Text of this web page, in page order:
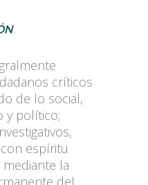
críticos
de lo social,
y político;
espíritu
la